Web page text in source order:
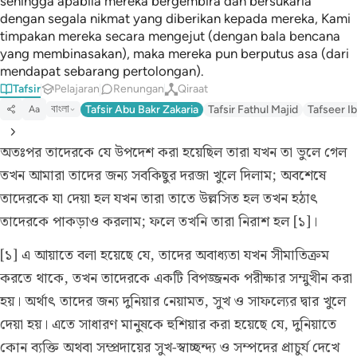
dengan segala nikmat yang diberikan kepada mereka, Kami
timpakan mereka secara mengejut (dengan bala bencana
yang membinasakan), maka mereka pun berputus asa (dari
mendapat sebarang pertolongan).
Tafsir Pelajaran Renungan Qiraat
Aa বাংলা Tafsir Abu Bakr Zakaria Tafsir Fathul Majid Tafseer
অতঃপর তাদেরকে যে উপদেশ করা হয়েছিল তারা যখন তা ভুলে গেল
তখন আমারা তাদের জন্য সবকিছুর দরজা খুলে দিলাম; অবশেষে
তাদেরকে যা দেয়া হল যখন তারা তাতে উল্লসিত হল তখন হঠাৎ
তাদেরকে পাকড়াও করলাম; ফলে তখনি তারা নিরাশ হল [১]।
[১] এ আয়াতে বলা হয়েছে যে, তাদের অবাধ্যতা যখন সীমাতিক্রম
করতে থাকে, তখন তাদেরকে একটি বিপজ্জনক পরীক্ষার সম্মুখীন করা
হয়। অর্থাৎ তাদের জন্য দুনিয়ার নেয়ামত, সুখ ও সাফল্যের দ্বার খুলে
দেয়া হয়। এতে সাধারণ মানুষকে হুশিয়ার করা হয়েছে যে, দুনিয়াতে
কোন ব্যক্তি অথবা সম্প্রদায়ের সুখ-স্বাচ্ছন্দ্য ও সম্পদের প্রাচুর্য দেখে